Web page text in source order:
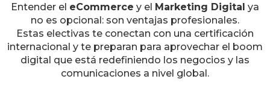
Entender el eCommerce y el Marketing Digital ya
no es opcional: son ventajas profesionales.
Estas electivas te conectan con una certificación
internacional y te preparan para aprovechar el boom
digital que está redefiniendo los negocios y las
comunicaciones a nivel global.